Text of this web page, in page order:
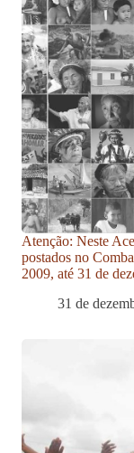
Atenção: Neste
postados no
2009, até 31 de
31 de